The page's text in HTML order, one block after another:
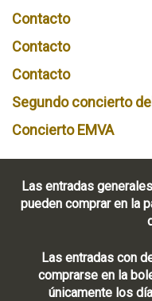
Contacto
Contacto
Contacto
Segundo concierto
Concierto EMVA
Las entradas
pueden comprar en la
Las entradas con
comprarse en la
únicamente los